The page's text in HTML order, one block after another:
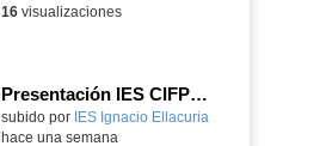
16visualizaciones
Presentación IES CIFPD Ignacio Ellacuría
Contenido educativo.
subido por IES Ignacio Ellacuria
hace una semana